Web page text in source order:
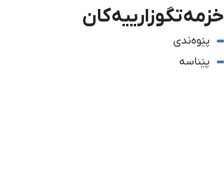
خزمەتگوزارییەکان
پێوەندی
پێناسە